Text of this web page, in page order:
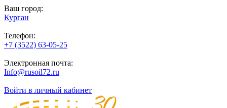
Ваш город:
Курган
Телефон:
+7 (3522) 63-05-25
Электронная почта:
Info@rusoil72.ru
Войти в личный кабинет